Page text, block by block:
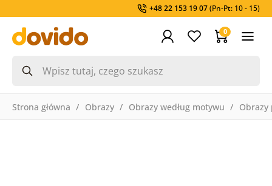
+48 22 153 19 07(Pn-Pt: 10 - 15)
0
Strona główna Obrazy Obrazy według motywu Obrazy